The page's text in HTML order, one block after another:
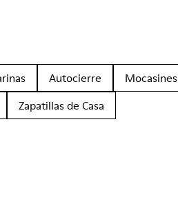
Autocierre Mocasines
Zapatillas de Casa